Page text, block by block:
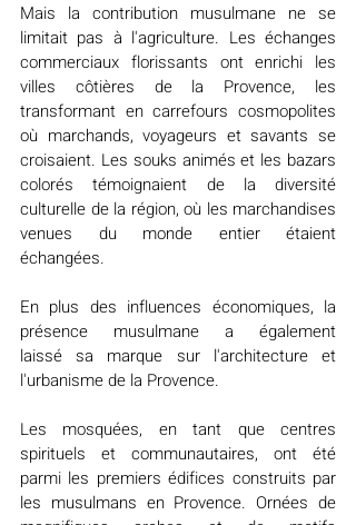
Mais la contribution musulmane ne se
limitait pas à l'agriculture. Les échanges
commerciaux florissants ont enrichi les
villes côtières de la Provence, les
transformant en carrefours cosmopolites
où marchands, voyageurs et savants se
croisaient. Les souks animés et les bazars
colorés témoignaient de la diversité
culturelle de la région, où les marchandises
venues du monde entier étaient
échangées.
En plus des influences économiques, la
présence musulmane a également
laissé sa marque sur l'architecture et
l'urbanisme de la Provence.
Les mosquées, en tant que centres
spirituels et communautaires, ont été
parmi les premiers édifices construits par
les musulmans en Provence. Ornées de